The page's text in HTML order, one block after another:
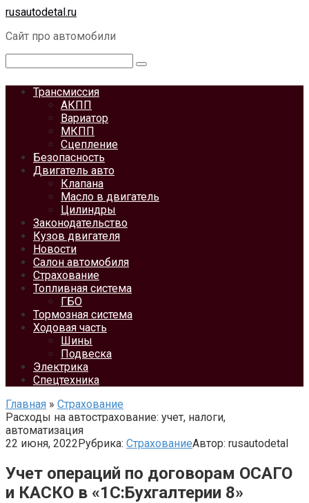
Перейти
контенту
rusautodetal.ru
Сайт про автомобили
Трансмиссия
АКПП
Вариатор
МКПП
Сцепление
Безопасность
Двигатель авто
Клапана
Масло в двигатель
Цилиндры
Законодательство
Кузов двигателя
Новости
Салон автомобиля
Страхование
Топливная система
ГБО
Тормозная система
Ходовая часть
Шины
Подвеска
Электрика
Спецтехника
Главная » Страхование
Расходы на автоcтрахование: учет, налоги,
автоматизация
22 июня, 2022Рубрика: СтрахованиеАвтор: rusautodetal
Учет операций по договорам ОСАГО
и КАСКО в «1С:Бухгалтерии 8»